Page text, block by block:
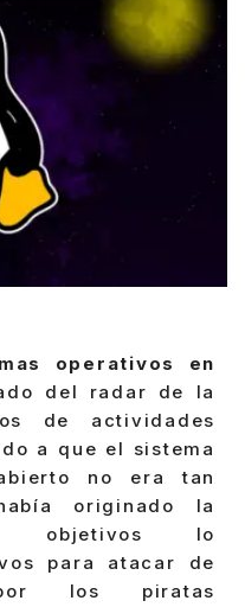
operativos en
del radar de la
de actividades
a que el sistema
no era tan
originado la
objetivos lo
para atacar de
los piratas